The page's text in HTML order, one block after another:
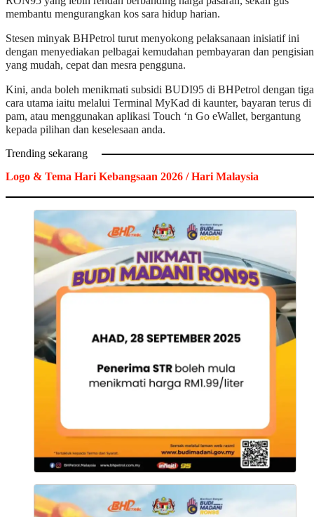
membantu mengurangkan kos sara hidup harian.
Stesen minyak BHPetrol turut menyokong pelaksanaan inisiatif ini
dengan menyediakan pelbagai kemudahan pembayaran dan pengisian
yang mudah, cepat dan mesra pengguna.
Kini, anda boleh menikmati subsidi BUDI95 di BHPetrol dengan tiga
cara utama iaitu melalui Terminal MyKad di kaunter, bayaran terus di
pam, atau menggunakan aplikasi Touch ‘n Go eWallet, bergantung
kepada pilihan dan keselesaan anda.
Trending sekarang
Logo & Tema Hari Kebangsaan 2026 / Hari Malaysia